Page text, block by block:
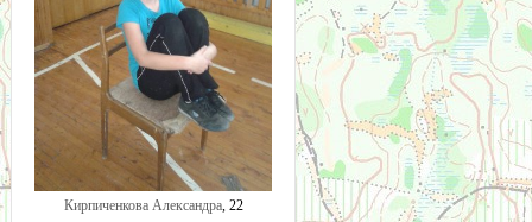
Кирпиченкова Александра, 22